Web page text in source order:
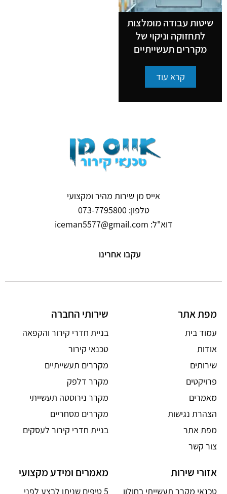
שיטות עבודה מומלצות
לתחזוקה וניקוי של
מקררים תעשייתיים
קרא עוד
אייס מן שירות מהיר ומקצועי
טלפון: 073-7795800
דוא"ל: iceman5577@gmail.com
עקבו אחרינו
מפת אתר
עמוד בית
אודות
שירותים
פרויקטים
מאמרים
הצהרת נגישות
מפת אתר
צור קשר
שירותי החברה
בניית חדרי קירור והקפאה
טכנאי קירור
מקררים תעשייתיים
מקרר דלפק
מקרר נירוסטה תעשייתי
מקררים מסחריים
בניית חדרי קירור לעסקים
אזורי שירות
טכנאי מקרר תעשייתי בחולון
מאמרים ומידע מקצועי
5 טיפים שניתן לבצע לפני